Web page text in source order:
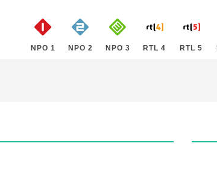
NPO 1 NPO 2 NPO 3 RTL 4 RTL 5